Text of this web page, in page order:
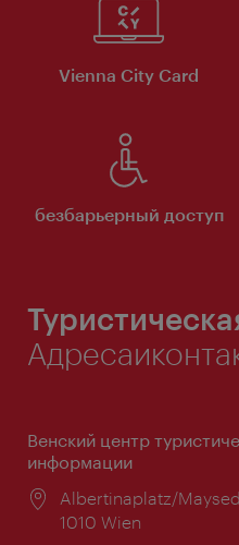
Vienna City Card
безбарьерный доступ
Венский центр
информации
Расположение:
Albertinaplatz/
1010 Wien